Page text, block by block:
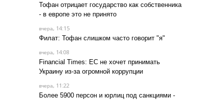
Тофан отрицает государство как собственника
- в европе это не принято
вчера, 14:15
Филат: Тофан слишком часто говорит "я"
вчера, 14:08
Financial Times: ЕС не хочет принимать
Украину из-за огромной коррупции
вчера, 11:22
Более 5900 персон и юрлиц под санкциями -